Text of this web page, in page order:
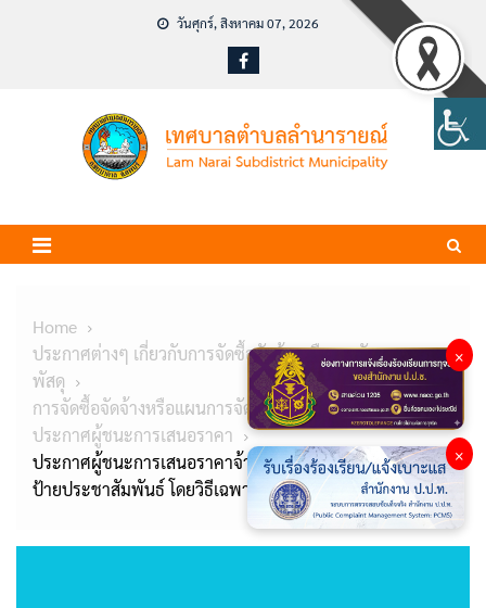
วันศุกร์, สิงหาคม 07, 2026
Home
ประกาศต่างๆ เกี่ยวกับการจัดซื้อจัดจ้างหรือการจัดหา
พัสดุ
การจัดซื้อจัดจ้างหรือแผนการจัดหาพัสดุ
ประกาศผู้ชนะการเสนอราคา
ประกาศผู้ชนะการเสนอราคาจ้างเหมาจัดทำสติ๊กเกอร์และ
ป้ายประชาสัมพันธ์ โดยวิธีเฉพาะเจาะจง
×
×